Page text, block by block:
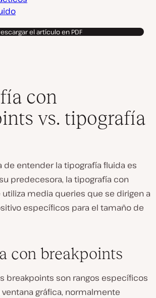
el artículo en PDF
con
vs. tipografía
de entender la tipografía fluida es
predecesora, la tipografía con
media queries que se dirigen a
específicos para el tamaño de
con breakpoints
breakpoints son rangos específicos
gráfica, normalmente